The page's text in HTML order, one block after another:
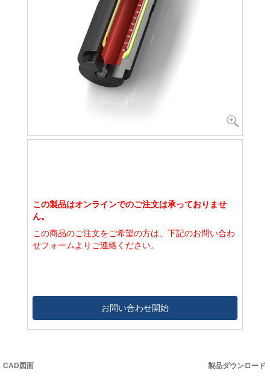
この製品はオンラインでのご注文は承っておりませ
ん。
この商品のご注文をご希望の方は、下記のお問い合わ
せフォームよりご連絡ください。
お問い合わせ開始
CAD図面 製品ダウンロード